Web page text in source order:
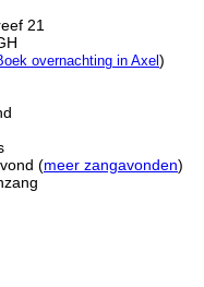
21
overnachting in Axel)
(meer zangavonden)